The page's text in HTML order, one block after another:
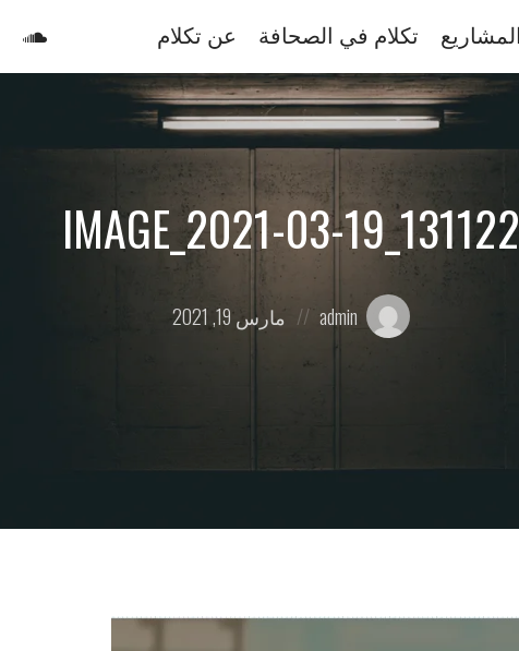
المشاريع تكلام في الصحافة عن تكلام
IMAGE_2021-03-19_131122
Posted
by:
admin
Posted
on
مارس 19, 2021